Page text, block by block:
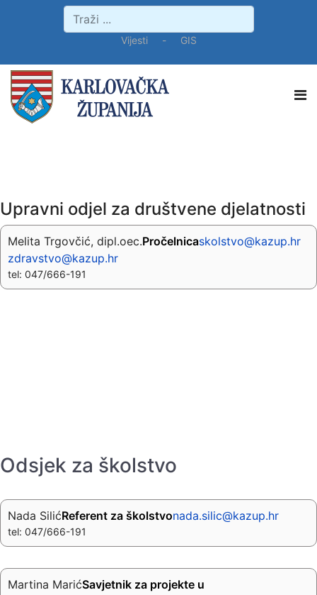
Vijesti- GIS
Upravni odjel za društvene djelatnosti
Melita Trgovčić, dipl.oec.Pročelnicaskolstvo@kazup.hr
zdravstvo@kazup.hr
tel: 047/666-191
Odsjek za školstvo
Nada SilićReferent za školstvonada.silic@kazup.hr
tel: 047/666-191
Martina MarićSavjetnik za projekte u